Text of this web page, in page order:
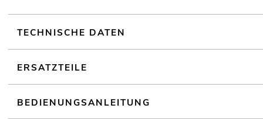
TECHNISCHE DATEN
ERSATZTEILE
BEDIENUNGSANLEITUNG